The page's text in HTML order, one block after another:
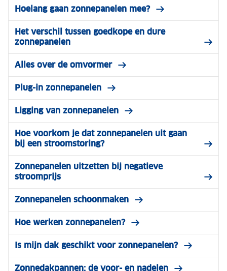
Hoelang gaan zonnepanelen mee?
Het verschil tussen goedkope en dure
zonnepanelen
Alles over de omvormer
Plug-in zonnepanelen
Ligging van zonnepanelen
Hoe voorkom je dat zonnepanelen uit gaan
bij een stroomstoring?
Zonnepanelen uitzetten bij negatieve
stroomprijs
Zonnepanelen schoonmaken
Hoe werken zonnepanelen?
Is mijn dak geschikt voor zonnepanelen?
Zonnedakpannen: de voor- en nadelen